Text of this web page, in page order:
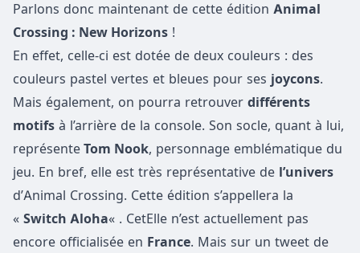
— Nintendo of America (@NintendoAmerica)
January 31, 2020
Parlons donc maintenant de cette édition Animal
Crossing : New Horizons !
En effet, celle-ci est dotée de deux couleurs : des
couleurs pastel vertes et bleues pour ses joycons.
Mais également, on pourra retrouver différents
motifs à l’arrière de la console. Son socle, quant à lui,
représente Tom Nook, personnage emblématique du
jeu. En bref, elle est très représentative de l’univers
d’Animal Crossing. Cette édition s’appellera la
« Switch Aloha« . CetElle n’est actuellement pas
encore officialisée en France. Mais sur un tweet de